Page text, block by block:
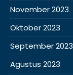
November 2023
Oktober 2023
September 2023
Agustus 2023